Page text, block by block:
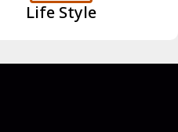
Life Style